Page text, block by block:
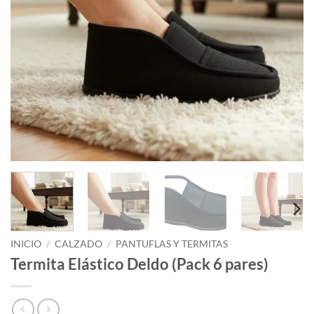
INICIO / CALZADO / PANTUFLAS Y TERMITAS
Termita Elástico Deldo (Pack 6 pares)